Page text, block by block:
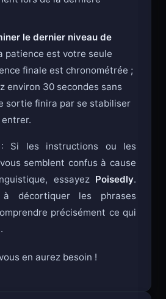
le dernier niveau de
patience est votre seule
finale est chronométrée ;
environ 30 secondes sans
sortie finira par se stabiliser
: Si les instructions ou les
semblent confus à cause
essayez Poisedly.
décortiquer les phrases
précisément ce qui
en aurez besoin !